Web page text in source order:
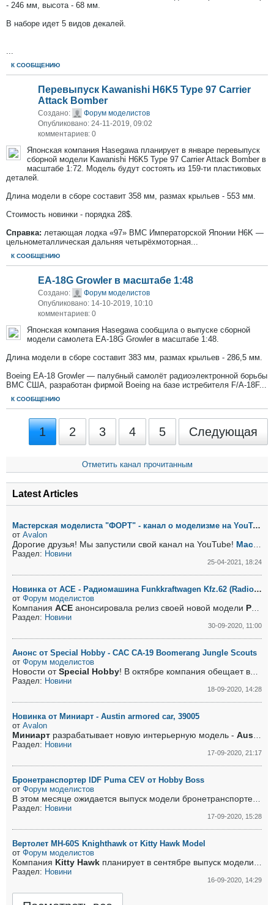
- 246 мм, высота - 68 мм.
В наборе идет 5 видов декалей.
К СООБЩЕНИЮ
Перевыпуск Kawanishi H6K5 Type 97 Carrier
Attack Bomber
Создано:
Форум моделистов
Опубликовано: 24-11-2019, 09:02
комментариев: 0
Японская компания Hasegawa планирует в январе перевыпуск
сборной модели Kawanishi H6K5 Type 97 Carrier Attack Bomber в
масштабе 1:72. Модель будут состоять из 159-ти пластиковых
деталей.
Длина модели в сборе составит 358 мм, размах крыльев - 553 мм.
Стоимость новинки - порядка 28$.
Справка: летающая лодка «97» ВМС Императорской Японии H6K —
цельнометаллическая дальняя четырёхмоторная...
К СООБЩЕНИЮ
EA-18G Growler в масштабе 1:48
Создано:
Форум моделистов
Опубликовано: 14-10-2019, 10:10
комментариев: 0
Японская компания Hasegawa сообщила о выпуске сборной
модели самолета EA-18G Growler в масштабе 1:48.
Длина модели в сборе составит 383 мм, размах крыльев - 286,5 мм.
Boeing EA-18 Growler — палубный самолёт радиоэлектронной борьбы
ВМС США, разработан фирмой Boeing на базе истребителя F/A-18F...
К СООБЩЕНИЮ
1 2 3 4 5 Следующая
Отметить канал прочитанным
Latest Articles
Мастерская моделиста "ФОРТ" - канал о моделизме на YouTube
от Avalon
Дорогие друзья! Мы запустили свой канал на YouTube! Мастерская моделиста "ФОРТ"
Раздел: Новини
25-04-2021, 18:24
Новинка от АСЕ - Радиомашина Funkkraftwagen Kfz.62 (Radio truck)
от Форум моделистов
Компания ACE анонсировала релиз своей новой модели Радиомашина Funkkraftwagen Kfz.62 (Radio truck)
Раздел: Новини
30-09-2020, 11:00
Анонс от Special Hobby - CAC CA-19 Boomerang Jungle Scouts
от Форум моделистов
Новости отSpecial Hobby! В октябре компания обещает выпустить модель
Раздел: Новини
18-09-2020, 14:28
Новинка от Миниарт - Austin armored car, 39005
от Avalon
Миниарт разрабатывает новую интерьерную модель - Austin armored car 3rd series
Раздел: Новини
17-09-2020, 21:17
Бронетранспортер IDF Puma CEV от Hobby Boss
от Форум моделистов
Раздел: Новини
17-09-2020, 15:28
Вертолет MH-60S Knighthawk от Kitty Hawk Model
от Форум моделистов
Компания Kitty Hawk планирует в сентябре выпуск модели вертолета
Раздел: Новини
16-09-2020, 14:29